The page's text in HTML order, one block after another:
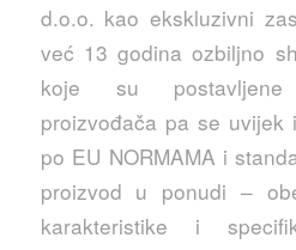
d.o.o. kao ekskluzivni
već 13 godina ozbiljno
koje su
proizvođača pa se uvijek
po EU NORMAMA i
proizvod u ponudi –
karakteristike i